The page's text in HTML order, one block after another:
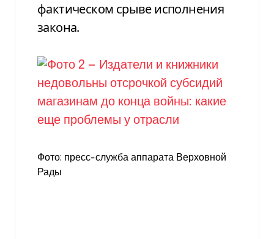
фактическом срыве исполнения
закона.
Фото: пресс-служба аппарата Верховной
Рады